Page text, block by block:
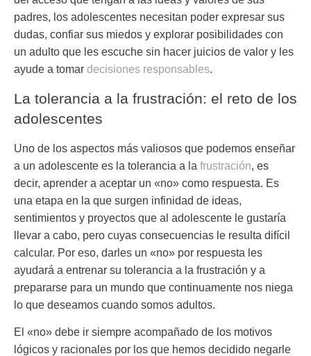
padres, los adolescentes necesitan poder expresar sus
dudas, confiar sus miedos y explorar posibilidades con
un adulto que les escuche sin hacer juicios de valor y les
ayude a tomar decisiones responsables.
La tolerancia a la frustración: el reto de los
adolescentes
Uno de los aspectos más valiosos que podemos enseñar
a un adolescente es la tolerancia a la frustración, es
decir, aprender a aceptar un «no» como respuesta. Es
una etapa en la que surgen infinidad de ideas,
sentimientos y proyectos que al adolescente le gustaría
llevar a cabo, pero cuyas consecuencias le resulta difícil
calcular. Por eso, darles un «no» por respuesta les
ayudará a entrenar su tolerancia a la frustración y a
prepararse para un mundo que continuamente nos niega
lo que deseamos cuando somos adultos.
El «no» debe ir siempre acompañado de los motivos
lógicos y racionales por los que hemos decidido negarle